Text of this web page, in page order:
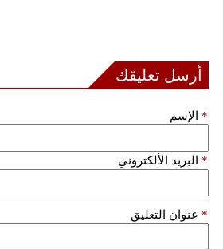
أرسل تعليقك
الإسم *
البريد الألكتروني *
عنوان التعليق *